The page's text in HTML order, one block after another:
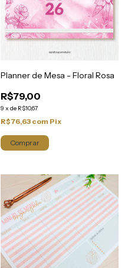
Planner de Mesa - Floral Rosa
R$79,00
9 x de R$10,67
R$76,63 com Pix